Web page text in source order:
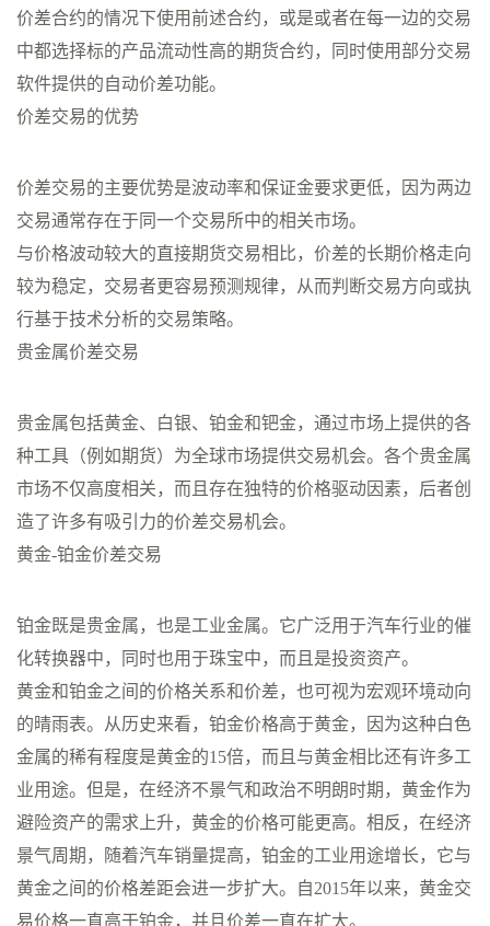
价差合约的情况下使用前述合约，或是或者在每一边的交易
中都选择标的产品流动性高的期货合约，同时使用部分交易
软件提供的自动价差功能。
价差交易的优势
价差交易的主要优势是波动率和保证金要求更低，因为两边
交易通常存在于同一个交易所中的相关市场。
与价格波动较大的直接期货交易相比，价差的长期价格走向
较为稳定，交易者更容易预测规律，从而判断交易方向或执
行基于技术分析的交易策略。
贵金属价差交易
贵金属包括黄金、白银、铂金和钯金，通过市场上提供的各
种工具（例如期货）为全球市场提供交易机会。各个贵金属
市场不仅高度相关，而且存在独特的价格驱动因素，后者创
造了许多有吸引力的价差交易机会。
黄金-铂金价差交易
铂金既是贵金属，也是工业金属。它广泛用于汽车行业的催
化转换器中，同时也用于珠宝中，而且是投资资产。
黄金和铂金之间的价格关系和价差，也可视为宏观环境动向
的晴雨表。从历史来看，铂金价格高于黄金，因为这种白色
金属的稀有程度是黄金的15倍，而且与黄金相比还有许多工
业用途。但是，在经济不景气和政治不明朗时期，黄金作为
避险资产的需求上升，黄金的价格可能更高。相反，在经济
景气周期，随着汽车销量提高，铂金的工业用途增长，它与
黄金之间的价格差距会进一步扩大。自2015年以来，黄金交
易价格一直高于铂金，并且价差一直在扩大。